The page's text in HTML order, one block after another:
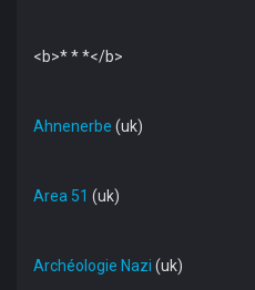
<b>* * *</b>
Ahnenerbe (uk)
Area 51 (uk)
Archéologie Nazi (uk)